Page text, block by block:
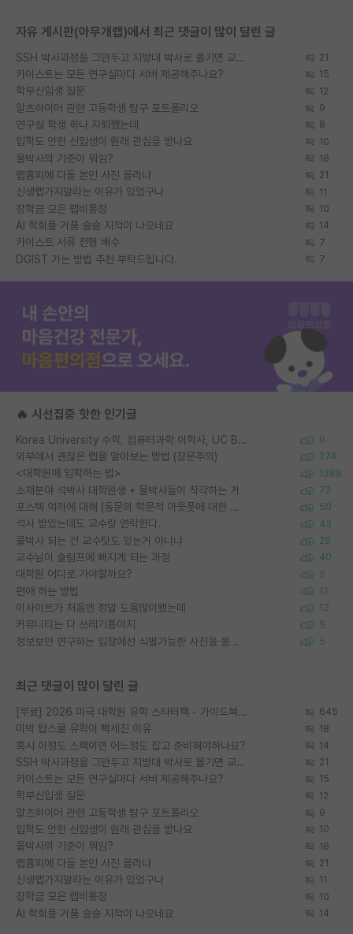
자유 게시판(아무개랩)에서 최근 댓글이 많이 달린 글
SSH 박사과정을 그만두고 지방대 박사로 옮기면 교수의 꿈은 끝일까요? 21
카이스트는 모든 연구실마다 서버 제공해주나요? 15
학부신입생 질문 12
알츠하이머 관련 고등학생 탐구 포트폴리오 9
연구실 학생 하나 자퇴했는데 8
입학도 안한 신입생이 원래 관심을 받나요 10
물박사의 기준이 뭐임? 16
랩홈피에 다들 본인 사진 올리냐 21
신생랩가지말라는 이유가 있었구나 11
장학금 모은 랩비통장 10
AI 학회들 거품 슬슬 지적이 나오네요 14
카이스트 서류 전형 배수 7
DGIST 가는 방법 추천 부탁드립니다. 7
🔥 시선집중 핫한 인기글
Korea University 수학, 컴퓨터과학 이학사, UC Berkeley 산업공학 대학원 공학박사가 되는 것은 쉽지 않겠죠? 9
외부에서 괜찮은 랩을 알아보는 방법 (장문주의) 274
<대학원에 입학하는 법> 1388
소재분야 석박사 대학원생 + 물박사들이 착각하는 거 72
포스텍 억까에 대해 (동문의 학문적 아웃풋에 대한 반박) 50
석사 받았는데도 교수랑 연락한다. 43
물박사 되는 건 교수탓도 있는거 아니냐 29
교수님이 슬럼프에 빠지게 되는 과정 40
대학원 어디로 가야할까요? 5
편애 하는 방법 12
이사이트가 처음엔 정말 도움많이됐는데 13
커뮤니티는 다 쓰레기통이지 5
정보보안 연구하는 입장에선 식별가능한 사진을 올리는건 비추이긴함 5
최근 댓글이 많이 달린 글
[무료] 2026 미국 대학원 유학 스타터팩 - 가이드북 & 합격자 컨택메일 템플릿 645
미박 탑스쿨 유학이 빡세진 이유 18
혹시 이정도 스펙이면 어느정도 잡고 준비해야하나요? 14
SSH 박사과정을 그만두고 지방대 박사로 옮기면 교수의 꿈은 끝일까요? 21
카이스트는 모든 연구실마다 서버 제공해주나요? 15
학부신입생 질문 12
알츠하이머 관련 고등학생 탐구 포트폴리오 9
입학도 안한 신입생이 원래 관심을 받나요 10
물박사의 기준이 뭐임? 16
랩홈피에 다들 본인 사진 올리냐 21
신생랩가지말라는 이유가 있었구나 11
장학금 모은 랩비통장 10
AI 학회들 거품 슬슬 지적이 나오네요 14